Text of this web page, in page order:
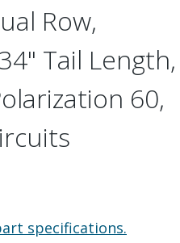
Row,
Tail Length,
60,
specifications.